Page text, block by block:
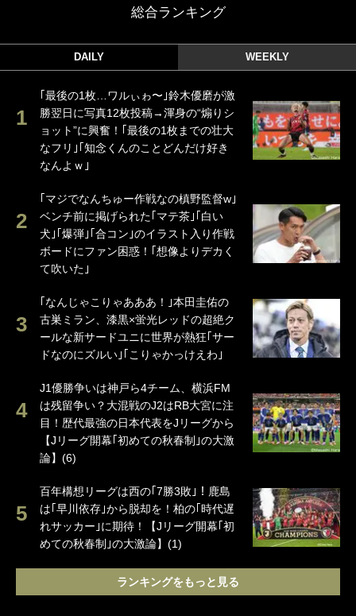
総合ランキング
DAILY WEEKLY
｢最後の1枚…ワルぃゎ〜｣鈴木優磨が激
勝翌日に写真12枚投稿→渾身の“煽りシ
ョット”に興奮！｢最後の1枚までの壮大
なフリ｣｢知念くんのことどんだけ好き
なんよｗ｣
｢マジでなんちゅー作戦なの槙野監督w｣
ベンチ前に掲げられた｢マテ茶｣｢白い
犬｣｢爆弾｣｢合コン｣のイラスト入り作戦
ボードにファン困惑！｢想像よりデカく
て吹いた｣
｢なんじゃこりゃあああ！｣本田圭佑の
古巣ミラン、漆黒×蛍光レッドの超絶ク
ールな新サードユニに世界が熱狂｢サー
ドなのにズルい｣｢こりゃかっけえわ｣
J1優勝争いは神戸ら4チーム、横浜FM
は残留争い？大混戦のJ2はRB大宮に注
目！歴代最強の日本代表をJリーグから
【Jリーグ開幕｢初めての秋春制｣の大激
論】(6)
百年構想リーグは西の｢7勝3敗｣！鹿島
は｢早川依存｣から脱却を！柏の｢時代遅
れサッカー｣に期待！【Jリーグ開幕｢初
めての秋春制｣の大激論】(1)
ランキングをもっと見る